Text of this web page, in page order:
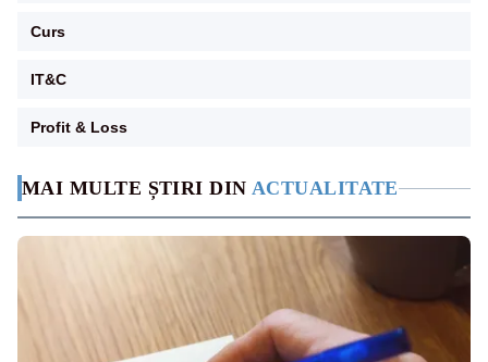
MAI MULTE ȘTIRI DIN ACTUALITATE
Curs
IT&C
Profit & Loss